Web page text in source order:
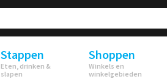
Stappen
Eten, drinken &
slapen
Shoppen
Winkels en
winkelgebieden